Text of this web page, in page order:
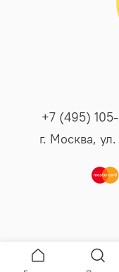
+7 (495)
г. Москва,